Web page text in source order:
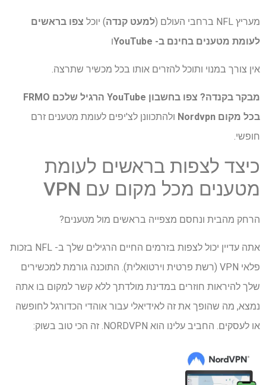
מעריץ NFL ברחבי העולם ( למעט קנדה) יוכל צפו בראשים
לעומת מטענים בחינם ב- YouTube
ו
אין צורך במנוי ותוכל להזרים אותו בכל מכשיר שתרצה.
מבקר בקנדה? צפו בחשבון YouTube הרגיל שלכם FRMO
בכל מקום Nordvpn ולהתכוונן לצ'יפים לעומת מטענים זרם
חופשי.
כיצד לצפות בראשים לעומת
מטענים מכל מקום עם VPN
הרחק מהבית ונחסם מצפייה בראשים מול מטענים?
אתה עדיין יכול לצפות בזרמים החיים הרגילים שלך ב- NFL בזכות
פלאי VPN (רשת פרטית וירטואלית). התוכנה גורמת למכשירים
שלך להיראות חוזרים במדינת מולדתך ללא קשר למקום בו אתה
נמצא, מה שהופך את זה לאידיאלי עבור אוהדי הכדורגל לחופשה
או לעסקים. החביב עלינו הוא NORDVPN. זה הכי טוב בשוק: